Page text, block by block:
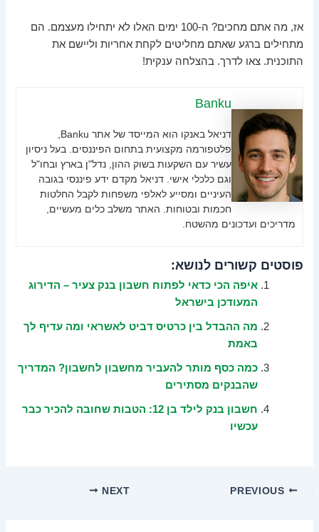
אז, מה אתם מחכים? ה-100 ימים האלו לא יתחילו מעצמם. הם
מתחילים ברגע שאתם מחליטים לקחת אחריות וליישם את
התוכנית. צאו לדרך. בהצלחה ענקית!
Banku
פלטפורמה מקצועית בתחום הפיננסים. בעל ניסיון
עשיר עם השקעות בשוק ההון, נדל"ן בארץ ובחו"ל
וגם כלכלי אישי. דניאל מקדם ידע פיננסי בגובה
העיניים ומסייע לאלפי משפחות לקבל החלטות
חכמות ובטוחות. האתר משלב כלים מעשיים,
מדריכים ועדכונים מהשטח.
פוסטים קשורים לנושא:
איפה הכי כדאי לפתוח חשבון בנק צעיר – הדירוג
המעודכן בישראל
מה ההבדל בין כרטיס דביט לאשראי ומה עדיף לך
באמת
כמה כסף מותר להעביר מחשבון לחשבון? המדריך
שהבנקים מסתירים
חשבון בנק לילד בן 12: הטבות שחובה להכיר כבר
עכשיו
NEXT